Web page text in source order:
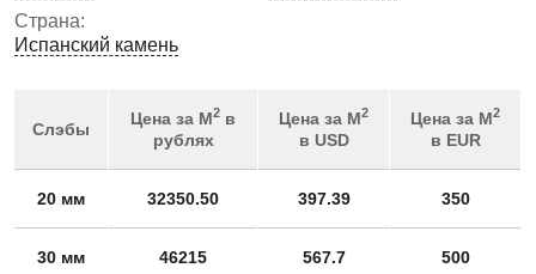
Страна:
Испанский камень
Слэбы
Цена за М2 в
рублях
Цена за М2
в USD
Цена за М2
в EUR
20 мм 32350.50 397.39 350
30 мм 46215 567.7 500